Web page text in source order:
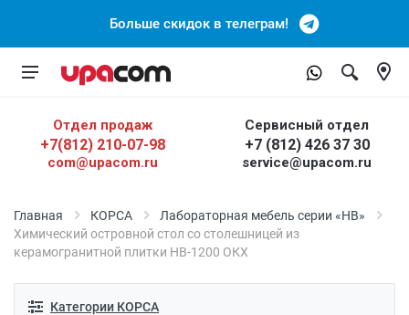
Больше скидок в телеграм!
Отдел продаж
+7(812) 210-07-98
com@upacom.ru
Сервисный отдел
+7 (812) 426 37 30
service@upacom.ru
Главная КОРСА
Лабораторная мебель серии «НВ»
Химический островной стол со столешницей из
керамогранитной плитки НВ-1200 ОКХ
Категории КОРСА